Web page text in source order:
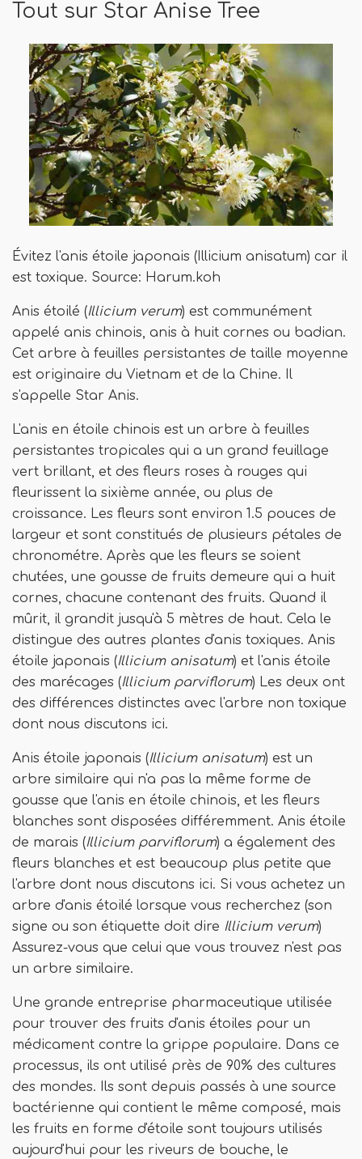
Tout sur Star Anise Tree
Évitez l'anis étoile japonais (Illicium anisatum) car il
est toxique. Source: Harum.koh
Anis étoilé (Illicium verum) est communément
appelé anis chinois, anis à huit cornes ou badian.
Cet arbre à feuilles persistantes de taille moyenne
est originaire du Vietnam et de la Chine. Il
s'appelle Star Anis.
L'anis en étoile chinois est un arbre à feuilles
persistantes tropicales qui a un grand feuillage
vert brillant, et des fleurs roses à rouges qui
fleurissent la sixième année, ou plus de
croissance. Les fleurs sont environ 1.5 pouces de
largeur et sont constitués de plusieurs pétales de
chronométre. Après que les fleurs se soient
chutées, une gousse de fruits demeure qui a huit
cornes, chacune contenant des fruits. Quand il
mûrit, il grandit jusqu'à 5 mètres de haut. Cela le
distingue des autres plantes d'anis toxiques. Anis
étoile japonais (Illicium anisatum) et l'anis étoile
des marécages (Illicium parviflorum) Les deux ont
des différences distinctes avec l'arbre non toxique
dont nous discutons ici.
Anis étoile japonais (Illicium anisatum) est un
arbre similaire qui n'a pas la même forme de
gousse que l'anis en étoile chinois, et les fleurs
blanches sont disposées différemment. Anis étoile
de marais (Illicium parviflorum) a également des
fleurs blanches et est beaucoup plus petite que
l'arbre dont nous discutons ici. Si vous achetez un
arbre d'anis étoilé lorsque vous recherchez (son
signe ou son étiquette doit dire Illicium verum)
Assurez-vous que celui que vous trouvez n'est pas
un arbre similaire.
Une grande entreprise pharmaceutique utilisée
pour trouver des fruits d'anis étoiles pour un
médicament contre la grippe populaire. Dans ce
processus, ils ont utilisé près de 90% des cultures
des mondes. Ils sont depuis passés à une source
bactérienne qui contient le même composé, mais
les fruits en forme d'étoile sont toujours utilisés
aujourd'hui pour les riveurs de bouche, le